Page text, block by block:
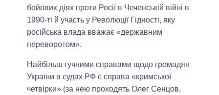
бойових діях проти Росії в Чеченській війні в
1990-ті й участь у Революції Гідності, яку
російська влада вважає «державним
переворотом».
Найбільш гучними справами щодо громадян
України в судах РФ є справа «кримської
четвірки» (за нею проходять Олег Сенцов,